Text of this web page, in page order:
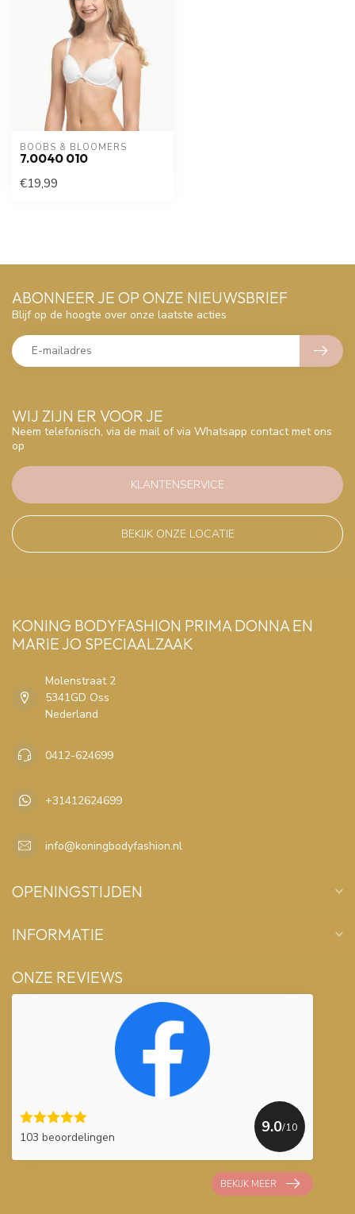
BOOBS & BLOOMERS
7.0040 010
€19,99
WIJ ZIJN ER VOOR JE
Neem telefonisch, via de mail of via Whatsapp contact met ons
op
KLANTENSERVICE
BEKIJK ONZE LOCATIE
ABONNEER JE OP ONZE NIEUWSBRIEF
Blijf op de hoogte over onze laatste acties
KONING BODYFASHION PRIMA DONNA EN
MARIE JO SPECIAALZAAK
Molenstraat 2
5341GD Oss
Nederland
0412-624699
+31412624699
info@koningbodyfashion.nl
OPENINGSTIJDEN
INFORMATIE
ONZE REVIEWS
103 beoordelingen
9.0/10
BEKIJK MEER